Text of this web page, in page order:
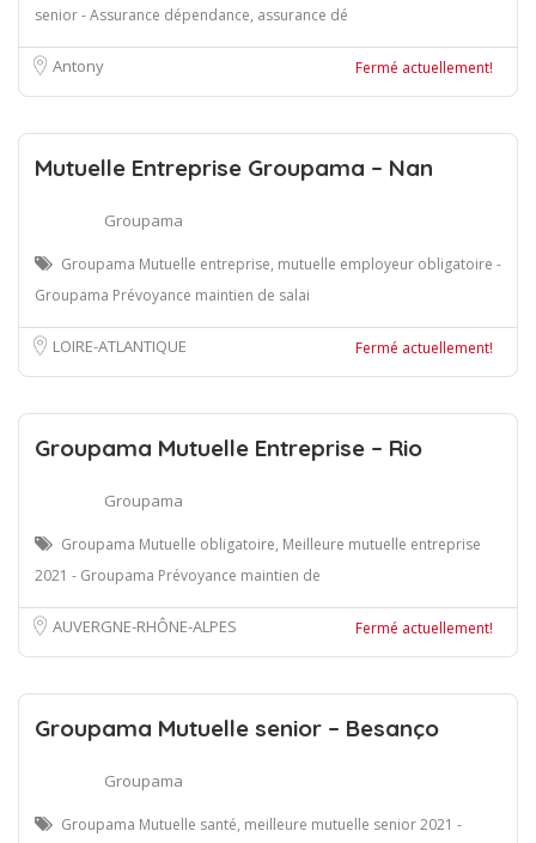
senior - Assurance dépendance, assurance dé
Antony Fermé actuellement!
Mutuelle Entreprise Groupama – Nan
Groupama
Groupama Mutuelle entreprise, mutuelle employeur obligatoire -
Groupama Prévoyance maintien de salai
LOIRE-ATLANTIQUE Fermé actuellement!
Groupama Mutuelle Entreprise – Rio
Groupama
Groupama Mutuelle obligatoire, Meilleure mutuelle entreprise
2021 - Groupama Prévoyance maintien de
AUVERGNE-RHÔNE-ALPES Fermé actuellement!
Groupama Mutuelle senior – Besanço
Groupama
Groupama Mutuelle santé, meilleure mutuelle senior 2021 -